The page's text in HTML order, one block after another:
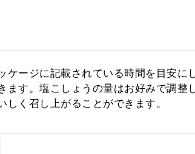
ケージに記載されている時間を目安に
ます。塩こしょうの量はお好みで調整
しく召し上がることができます。